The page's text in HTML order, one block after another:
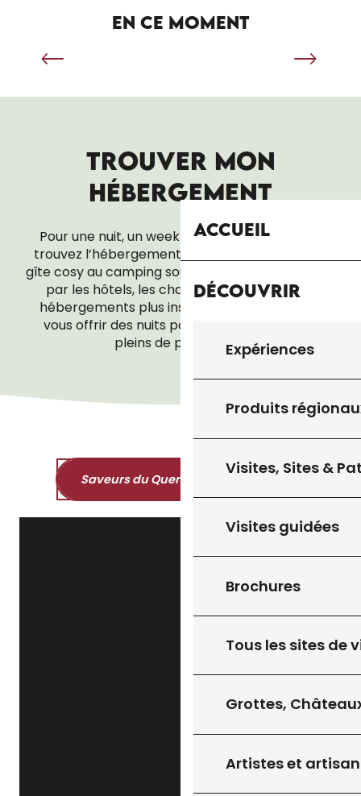
Accueil
Découvrir
Expériences
Produits
Visites, Sites &
Visites guidées
Brochures
Tous les sites de
Grottes,
Artistes et
EN CE MOMENT
TROUVER MON
HÉBERGEMENT
Pour une nuit, un week-end ou tout un séjour,
trouvez l’hébergement qui vous ressemble. Du
gîte cosy au camping sous les étoiles, en passant
par les hôtels, les chambres d’hôtes ou les
hébergements plus insolites, tout est là pour
vous offrir des nuits paisibles… et des réveils
pleins de promesses.
CAMPINGS ET AIRES DE CAMPING CAR
Saveurs du Quercy et du Périgord